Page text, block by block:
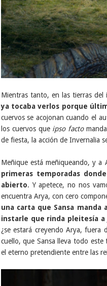
Mientras tanto, en las tierras del
ya tocaba verlos porque
cuervos se acojonan cuando el
los cuervos que ipso facto
de fiesta, la acción de Invernalia
Meñique está meñiqueando, y a
primeras temporadas
abierto. Y apetece, no nos
encuentra Arya, con cero
una carta que Sansa manda
instarle que rinda pleitesía a
¿se estará creyendo Arya, fuera
cuello, que Sansa lleva todo
el eterno pretendiente entre las